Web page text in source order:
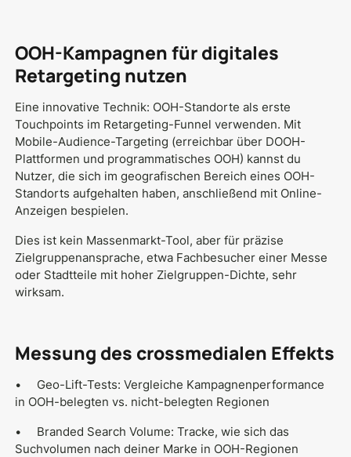
OOH-Kampagnen für digitales
Retargeting nutzen
Eine innovative Technik: OOH-Standorte als erste
Touchpoints im Retargeting-Funnel verwenden. Mit
Mobile-Audience-Targeting (erreichbar über DOOH-
Plattformen und programmatisches OOH) kannst du
Nutzer, die sich im geografischen Bereich eines OOH-
Standorts aufgehalten haben, anschließend mit Online-
Anzeigen bespielen.
Dies ist kein Massenmarkt-Tool, aber für präzise
Zielgruppenansprache, etwa Fachbesucher einer Messe
oder Stadtteile mit hoher Zielgruppen-Dichte, sehr
wirksam.
Messung des crossmedialen Effekts
• Geo-Lift-Tests: Vergleiche Kampagnenperformance
in OOH-belegten vs. nicht-belegten Regionen
• Branded Search Volume: Tracke, wie sich das
Suchvolumen nach deiner Marke in OOH-Regionen